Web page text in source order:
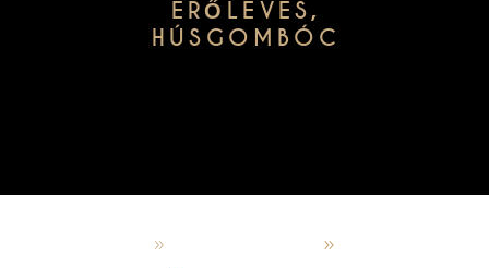
ERŐLEVES,
HÚSGOMBÓC